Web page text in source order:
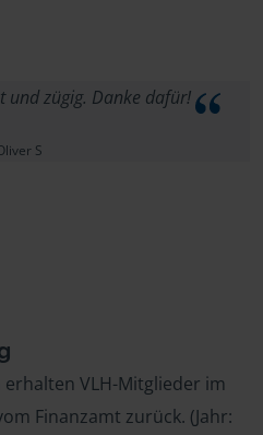
zügig. Danke dafür!
S
VLH-Mitglieder im
Finanzamt zurück. (Jahr: